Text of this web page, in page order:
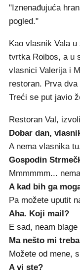
"Iznenađujuća
pogled."
Kao vlasnik Vala
tvrtka Roibos, a u
vlasnici Valerija i
restoran. Prva
Treći se put javio
Restoran Val,
Dobar dan,
A nema vlasnika
Gospodin
Mmmmmm...
A kad bih ga
Pa možete uputit
Aha. Koji mail?
E sad, neam
Ma nešto mi
Možete od mene,
A vi ste?